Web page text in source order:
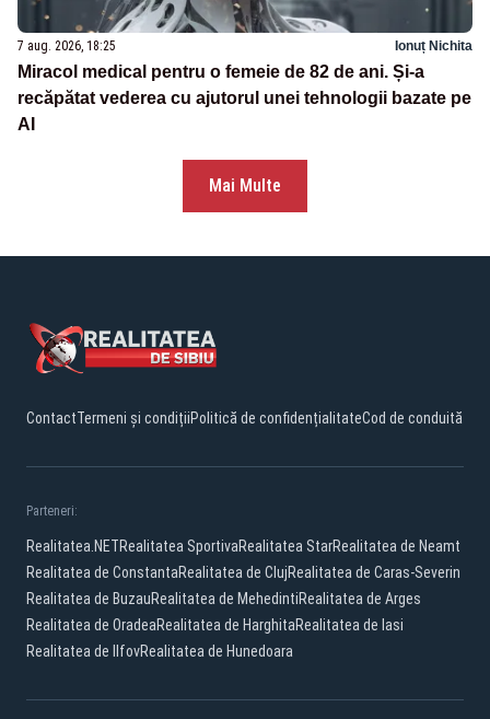
7 aug. 2026, 18:25 Ionuț Nichita
Miracol medical pentru o femeie de 82 de ani. Și-a
recăpătat vederea cu ajutorul unei tehnologii bazate pe
AI
Mai Multe
ContactTermeni și condițiiPolitică de confidențialitateCod de conduită
Parteneri:
Realitatea.NETRealitatea SportivaRealitatea StarRealitatea de Neamt
Realitatea de ConstantaRealitatea de ClujRealitatea de Caras-Severin
Realitatea de BuzauRealitatea de MehedintiRealitatea de Arges
Realitatea de OradeaRealitatea de HarghitaRealitatea de Iasi
Realitatea de IlfovRealitatea de Hunedoara